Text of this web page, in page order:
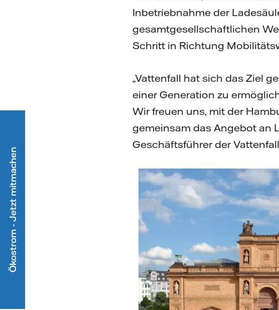
Inbetriebnahme der
gesamtgesellschaftlichen
Schritt in Richtung
„Vattenfall hat sich das Ziel
einer Generation zu
Wir freuen uns, mit der
gemeinsam das Angebot an
Geschäftsführer der
Ökostrom - Jetzt mitmachen